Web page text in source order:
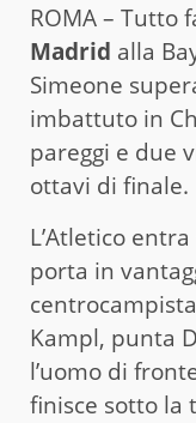
ROMA – Tutto
Madrid alla
Simeone
imbattuto in
pareggi e due
ottavi di finale.
L’Atletico
porta in
Kampl, punta
l’uomo di
finisce sotto la